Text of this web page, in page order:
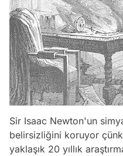
Sir Isaac Newton'un
belirsizliğini koruyor
yaklaşık 20 yıllık